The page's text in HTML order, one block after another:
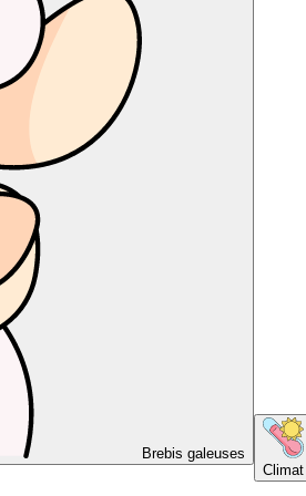
Brebis galeuses
Climat